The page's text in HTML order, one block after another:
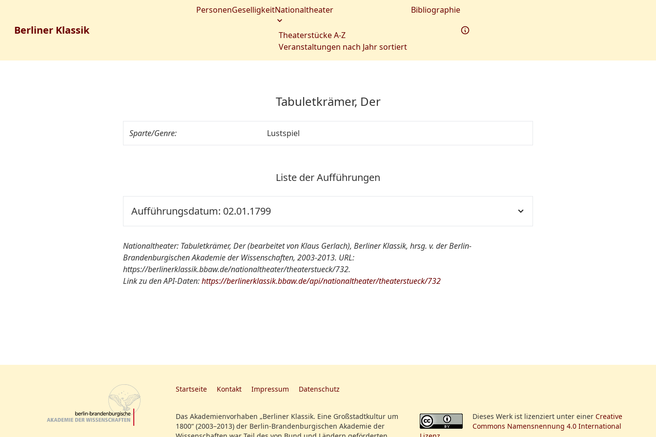
Berliner Klassik
PersonenGeselligkeitNationaltheater
Theaterstücke A-Z
Veranstaltungen nach Jahr sortiert
Bibliographie
Tabuletkrämer, Der
Sparte/Genre: Lustspiel
Liste der Aufführungen
Aufführungsdatum: 02.01.1799
Nationaltheater von A-Z: Der Tabuletkrämer, L. in 1. A.
Quelle: SBBPK Ms. boruss., Quart 180
Nationaltheater: Tabuletkrämer, Der (bearbeitet von Klaus Gerlach), Berliner Klassik, hrsg. v. der Berlin-
Brandenburgischen Akademie der Wissenschaften, 2003-2013. URL:
https://berlinerklassik.bbaw.de/nationaltheater/theaterstueck/732.
Link zu den API-Daten:https://berlinerklassik.bbaw.de/api/nationaltheater/theaterstueck/732
Startseite Kontakt Impressum Datenschutz
Das Akademienvorhaben „Berliner Klassik. Eine Großstadtkultur um
1800“ (2003–2013) der Berlin-Brandenburgischen Akademie der
Dieses Werk ist lizenziert unter einer Creative
Commons Namensnennung 4.0 International